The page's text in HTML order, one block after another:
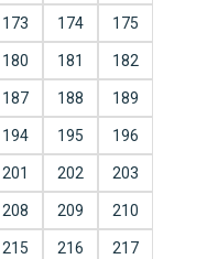
173 174 175
180 181 182
187 188 189
194 195 196
201 202 203
208 209 210
215 216 217